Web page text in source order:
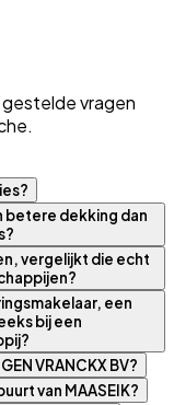
vragen
betere dekking dan
vergelijkt die echt
een
bij een
VRANCKX BV?
van MAASEIK?